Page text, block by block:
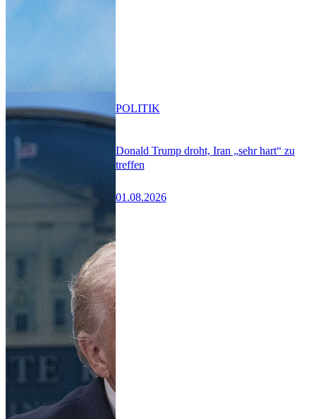
Donald Trump droht, Iran „sehr hart“ zu
treffen
01.08.2026
POLITIK